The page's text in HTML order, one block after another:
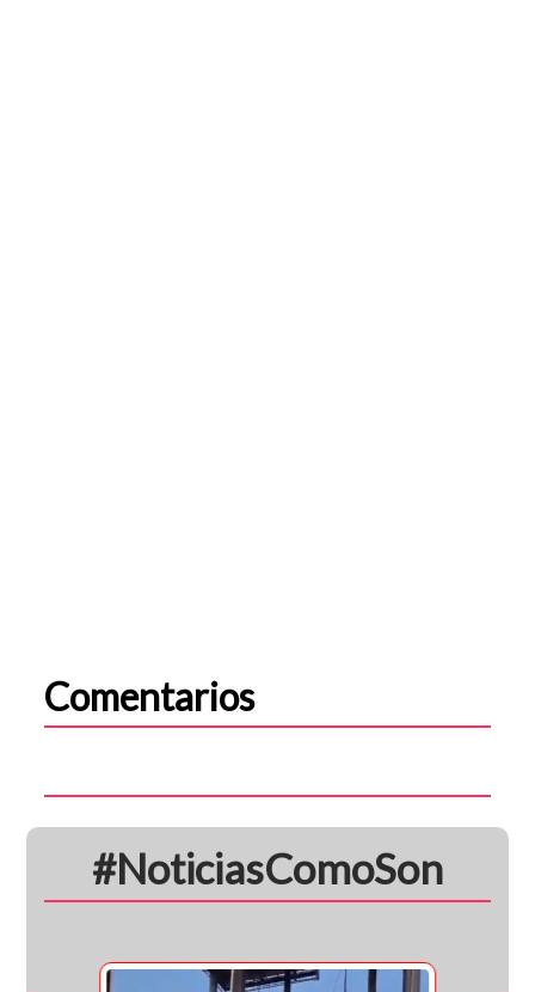
Comentarios
#NoticiasComoSon